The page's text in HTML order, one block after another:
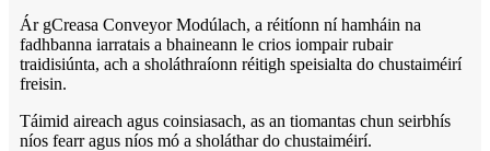
Ár gCreasa Conveyor Modúlach, a réitíonn ní hamháin na
fadhbanna iarratais a bhaineann le crios iompair rubair
traidisiúnta, ach a sholáthraíonn réitigh speisialta do chustaiméirí
freisin.
Táimid aireach agus coinsiasach, as an tiomantas chun seirbhís
níos fearr agus níos mó a sholáthar do chustaiméirí.